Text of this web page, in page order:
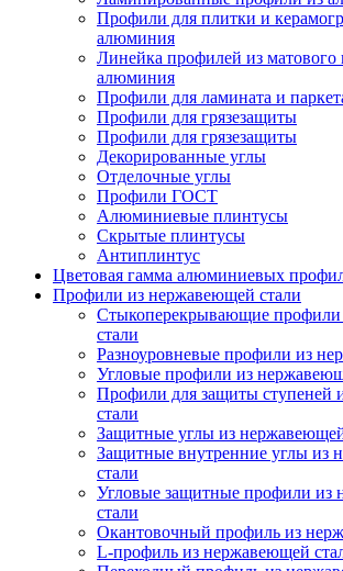
Профили для плитки и
алюминия
Линейка профилей из матового
алюминия
Профили для ламината и
Профили для грязезащиты
Профили для грязезащиты
Декорированные углы
Отделочные углы
Профили ГОСТ
Алюминиевые плинтусы
Скрытые плинтусы
Антиплинтус
Цветовая гамма алюминиевых
Профили из нержавеющей стали
Стыкоперекрывающие
стали
Разноуровневые профили из
Угловые профили из
Профили для защиты ступеней
стали
Защитные углы из
Защитные внутренние углы из
стали
Угловые защитные профили из
стали
Окантовочный профиль из
L-профиль из нержавеющей